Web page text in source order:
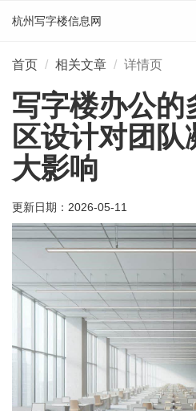
杭州写字楼信息网
首页 相关文章 详情页
写字楼办公的
区设计对团队
大影响
更新日期： 2026-05-11